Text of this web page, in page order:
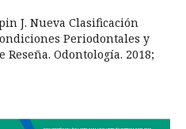
J. Nueva Clasificación
Periodontales y
Odontología. 2018;